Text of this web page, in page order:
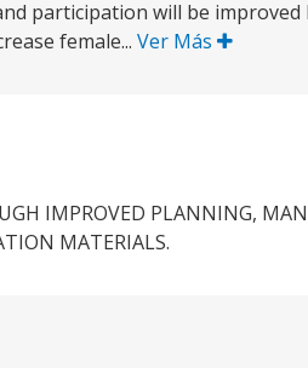
participation will be improved
female... Ver Más
IMPROVED PLANNING,
MATERIALS.